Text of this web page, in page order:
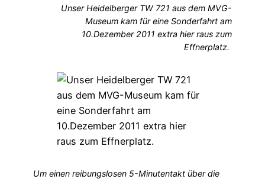
Unser Heidelberger TW 721 aus dem MVG-
Museum kam für eine Sonderfahrt am
10.Dezember 2011 extra hier raus zum
Effnerplatz.
Um einen reibungslosen 5-Minutentakt über die